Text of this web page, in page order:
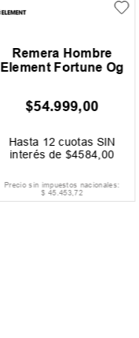
Remera Hombre
Element Fortune Og
$54.999,00
Hasta 12cuotas SIN
interés de $4584, 00
Precio sin impuestos nacionales:
$ 45.453,72